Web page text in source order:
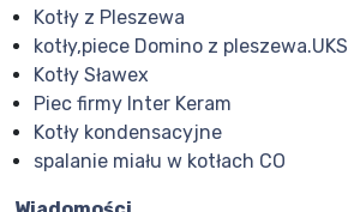
Kotły z Pleszewa
kotły,piece Domino z pleszewa.UKS
Kotły Sławex
Piec firmy Inter Keram
Kotły kondensacyjne
spalanie miału w kotłach CO